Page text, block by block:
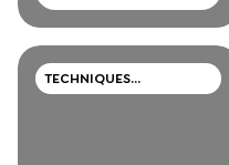
TECHNIQUES
PROFESSIONNELLES